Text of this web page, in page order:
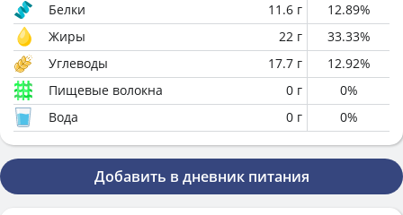
Белки
11.6 г 12.89%
Жиры
22 г 33.33%
Углеводы
17.7 г 12.92%
Пищевые волокна
0 г 0%
Вода
0 г 0%
Добавить в дневник питания